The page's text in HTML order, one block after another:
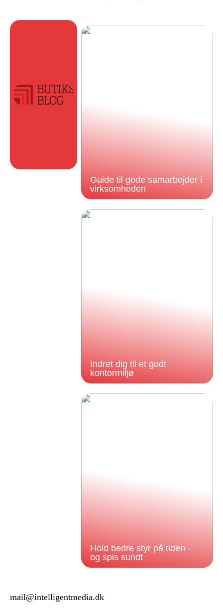
Guide til gode samarbejder i
virksomheden
Indret dig til et godt
kontormiljø
Hold bedre styr på tiden –
og spis sundt
mail@intelligentmedia.dk